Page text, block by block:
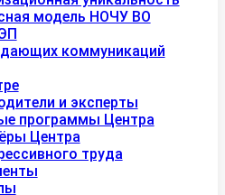
модель НОЧУ ВО
коммуникаций
и эксперты
программы Центра
Центра
труда